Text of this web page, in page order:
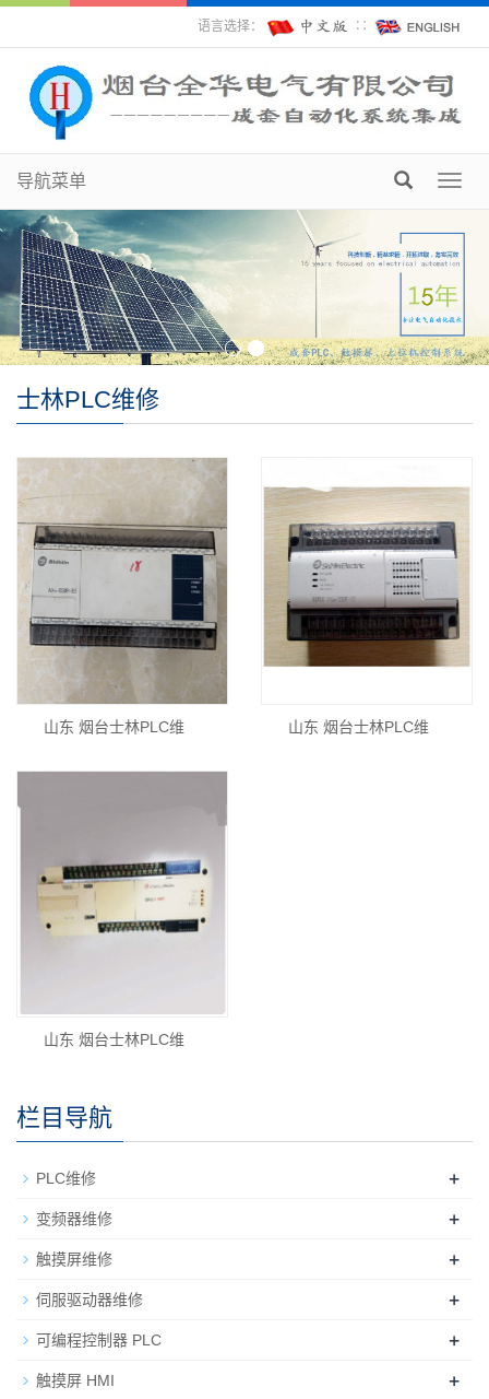
语言选择： ∷
导航菜单
士林PLC维修
山东 烟台士林PLC维 山东 烟台士林PLC维
山东 烟台士林PLC维
栏目导航
PLC维修 +
变频器维修 +
触摸屏维修 +
伺服驱动器维修 +
可编程控制器 PLC +
触摸屏 HMI +